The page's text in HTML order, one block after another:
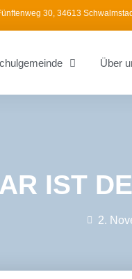
30, 34613
Über
IST
2.